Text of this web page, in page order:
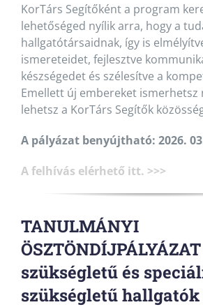
KorTárs Segítőként a program
lehetőséged nyílik arra, hogy a
hallgatótársaidnak, így is
ismereteidet, fejlesztve
készségedet és szélesítve a
Emellett új embereket ismerhetsz
lehetsz a KorTárs Segítők
A pályázat benyújtható: 2026.
A felhívás elérhető itt. >>>
TANULMÁNYI
szükségletű és
szükségletű hallgatók